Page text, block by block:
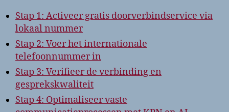
Stap 1: Activeer gratis doorverbindservice via
lokaal nummer
Stap 2: Voer het internationale
telefoonnummer in
Stap 3: Verifieer de verbinding en
gesprekskwaliteit
Stap 4: Optimaliseer vaste